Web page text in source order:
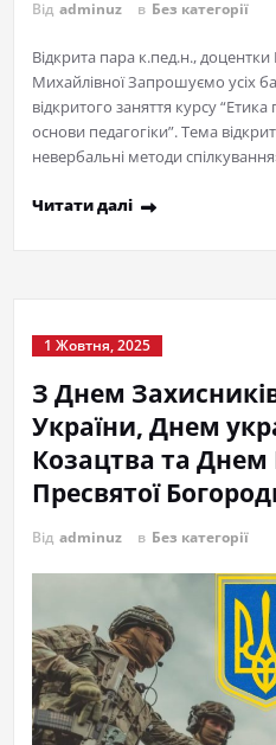
Від adminuz в Без категорії
Відкрита пара к.пед.н., доцентки
Михайлівної Запрошуємо усіх
відкритого заняття курсу “Етика
основи педагогіки”. Тема
невербальні методи
Читати далі
1 Жовтня, 2025
З Днем
України, Днем
Козацтва та
Пресвятої
Від adminuz в Без категорії